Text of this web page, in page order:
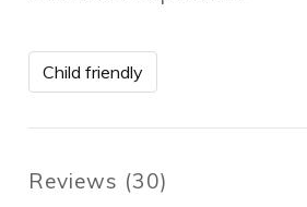
Child friendly
Reviews (30)